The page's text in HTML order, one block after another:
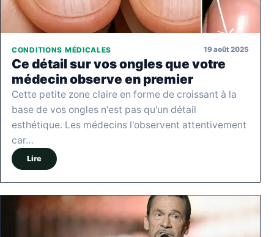
CONDITIONS MÉDICALES 19 août 2025
Ce détail sur vos ongles que votre
médecin observe en premier
Cette petite zone claire en forme de croissant à la
base de vos ongles n'est pas qu'un détail
esthétique. Les médecins l'observent attentivement
car…
Lire